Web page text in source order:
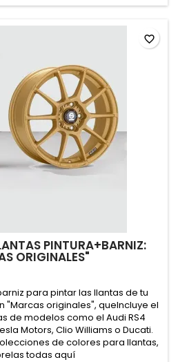
PINTURA+BARNIZ:
ORIGINALES"
para pintar las llantas de tu
"Marcas originales", queIncluye el
de modelos como el Audi RS4
Motors, Clio Williams o Ducati.
de colores para llantas,
todas aquí
favorite_border